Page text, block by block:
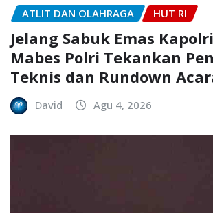
ATLIT DAN OLAHRAGA HUT RI
Jelang Sabuk Emas
Mabes Polri Tekankan
Teknis dan Rundown
David Agu 4, 2026